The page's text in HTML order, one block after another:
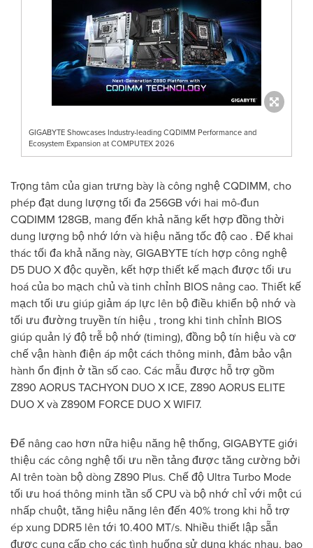
GIGABYTE Showcases Industry-leading CQDIMM Performance and
Ecosystem Expansion at COMPUTEX 2026
Trọng tâm của gian trưng bày là công nghệ CQDIMM, cho
phép đạt dung lượng tối đa 256GB với hai mô-đun
CQDIMM 128GB, mang đến khả năng kết hợp đồng thời
dung lượng bộ nhớ lớn và hiệu năng tốc độ cao . Để khai
thác tối đa khả năng này, GIGABYTE tích hợp công nghệ
D5 DUO X độc quyền, kết hợp thiết kế mạch được tối ưu
hoá của bo mạch chủ và tinh chỉnh BIOS nâng cao. Thiết kế
mạch tối ưu giúp giảm áp lực lên bộ điều khiển bộ nhớ và
tối ưu đường truyền tín hiệu , trong khi tinh chỉnh BIOS
giúp quản lý độ trễ bộ nhớ (timing), đồng bộ tín hiệu và cơ
chế vận hành điện áp một cách thông minh, đảm bảo vận
hành ổn định ở tần số cao. Các mẫu được hỗ trợ gồm
Z890 AORUS TACHYON DUO X ICE, Z890 AORUS ELITE
DUO X và Z890M FORCE DUO X WIFI7.
Để nâng cao hơn nữa hiệu năng hệ thống, GIGABYTE giới
thiệu các công nghệ tối ưu nền tảng được tăng cường bởi
AI trên toàn bộ dòng Z890 Plus. Chế độ Ultra Turbo Mode
tối ưu hoá thông minh tần số CPU và bộ nhớ chỉ với một cú
nhấp chuột, tăng hiệu năng lên đến 40% trong khi hỗ trợ
ép xung DDR5 lên tới 10.400 MT/s. Nhiều thiết lập sẵn
được cung cấp cho các tình huống sử dụng khác nhau, bao